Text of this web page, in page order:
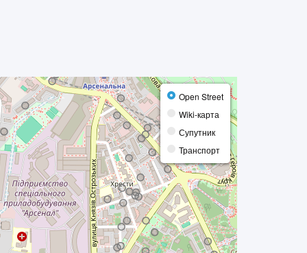
Open Street
Wiki-карта
Супутник
Транспорт